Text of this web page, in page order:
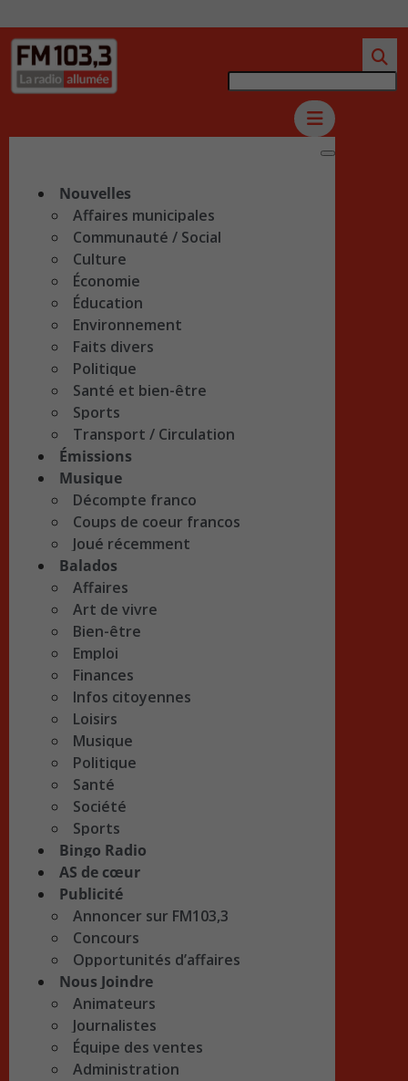
Nouvelles
Affaires municipales
Communauté / Social
Culture
Économie
Éducation
Environnement
Faits divers
Politique
Santé et bien-être
Sports
Transport / Circulation
Émissions
Musique
Décompte franco
Coups de coeur francos
Joué récemment
Balados
Affaires
Art de vivre
Bien-être
Emploi
Finances
Infos citoyennes
Loisirs
Musique
Politique
Santé
Société
Sports
Bingo Radio
AS de cœur
Publicité
Annoncer sur FM103,3
Concours
Opportunités d’affaires
Nous Joindre
Animateurs
Journalistes
Équipe des ventes
Administration